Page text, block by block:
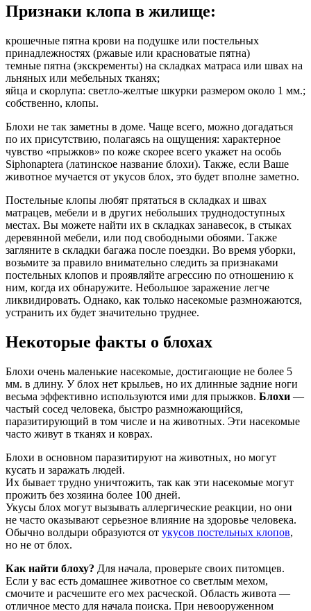
Признаки клопа в жилище:
крошечные пятна крови на подушке или постельных
принадлежностях (ржавые или красноватые пятна)
темные пятна (экскременты) на складках матраса или швах на
льняных или мебельных тканях;
яйца и скорлупа: светло-желтые шкурки размером около 1 мм.;
собственно, клопы.
Блохи не так заметны в доме. Чаще всего, можно догадаться
по их присутствию, полагаясь на ощущения: характерное
чувство «прыжков» по коже скорее всего укажет на особь
Siphonaptera (латинское название блохи). Также, если Ваше
животное мучается от укусов блох, это будет вполне заметно.
Постельные клопы любят прятаться в складках и швах
матрацев, мебели и в других небольших труднодоступных
местах. Вы можете найти их в складках занавесок, в стыках
деревянной мебели, или под свободными обоями. Также
загляните в складки багажа после поездки. Во время уборки,
возьмите за правило внимательно следить за признаками
постельных клопов и проявляйте агрессию по отношению к
ним, когда их обнаружите. Небольшое заражение легче
ликвидировать. Однако, как только насекомые размножаются,
устранить их будет значительно труднее.
Некоторые факты о блохах
Блохи очень маленькие насекомые, достигающие не более 5
мм. в длину. У блох нет крыльев, но их длинные задние ноги
весьма эффективно используются ими для прыжков. Блохи —
частый сосед человека, быстро размножающийся,
паразитирующий в том числе и на животных. Эти насекомые
часто живут в тканях и коврах.
Блохи в основном паразитируют на животных, но могут
кусать и заражать людей.
Их бывает трудно уничтожить, так как эти насекомые могут
прожить без хозяина более 100 дней.
Укусы блох могут вызывать аллергические реакции, но они
не часто оказывают серьезное влияние на здоровье человека.
Обычно волдыри образуются от укусов постельных клопов,
но не от блох.
Как найти блоху? Для начала, проверьте своих питомцев.
Если у вас есть домашнее животное со светлым мехом,
смочите и расчешите его мех расческой. Область живота —
отличное место для начала поиска. При невооруженном